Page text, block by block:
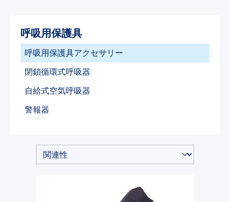
呼吸用保護具​
呼吸用保護具アクセサリー​
閉鎖循環式呼吸器
自給式空気呼吸器
警報器